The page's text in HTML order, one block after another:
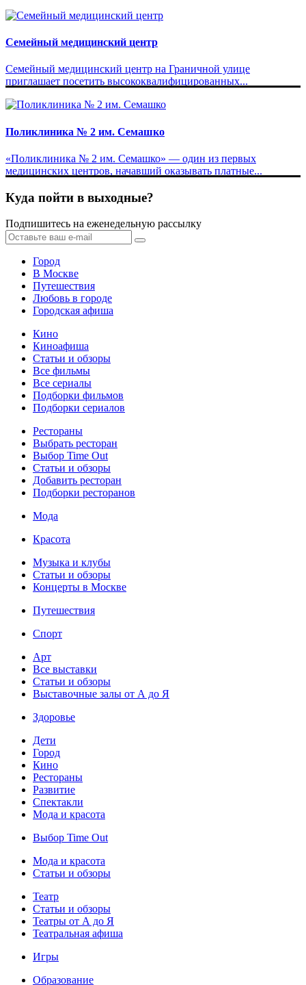
Семейный медицинский центр
Семейный медицинский центр на Граничной улице
приглашает посетить высококвалифицированных...
Поликлиника № 2 им. Семашко
«Поликлиника № 2 им. Семашко» — один из первых
медицинских центров, начавший оказывать платные...
Куда пойти в выходные?
Подпишитесь на еженедельную рассылку
Город
В Москве
Путешествия
Любовь в городе
Городская афиша
Кино
Киноафиша
Статьи и обзоры
Все фильмы
Все сериалы
Подборки фильмов
Подборки сериалов
Рестораны
Выбрать ресторан
Выбор Time Out
Статьи и обзоры
Добавить ресторан
Подборки ресторанов
Мода
Красота
Музыка и клубы
Статьи и обзоры
Концерты в Москве
Путешествия
Спорт
Арт
Все выставки
Статьи и обзоры
Выставочные залы от А до Я
Здоровье
Дети
Город
Кино
Рестораны
Развитие
Спектакли
Мода и красота
Выбор Time Out
Мода и красота
Статьи и обзоры
Театр
Статьи и обзоры
Театры от А до Я
Театральная афиша
Игры
Образование